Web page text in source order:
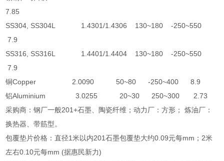
7.85
SS304, SS304L 1.4301/1.4306 130~180 -250~550
7.9
SS316, SS316L 1.4401/1.4404 130~180 -250~550
7.9
铜Copper 2.0090 50~80 -250~400 8.9
铝Aluminium 3.0255 20~30 250~300 2.73
采购商：钢厂一般201+石墨、陶瓷纤维；动力厂：方形； 炼油厂：
换热器、带筋型。
包覆垫片价格：直径1米以内201石墨包覆垫大约0.09元每mm；2米
左右0.10元每mm (据惠民新力)